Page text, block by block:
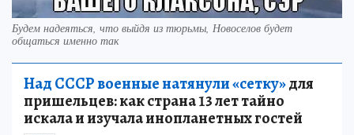
Будем надеяться, что выйдя из тюрьмы, Новоселов будет
общаться именно так
Над СССР военные натянули «сетку»для
пришельцев: как страна 13 лет тайно
искала и изучала инопланетных гостей